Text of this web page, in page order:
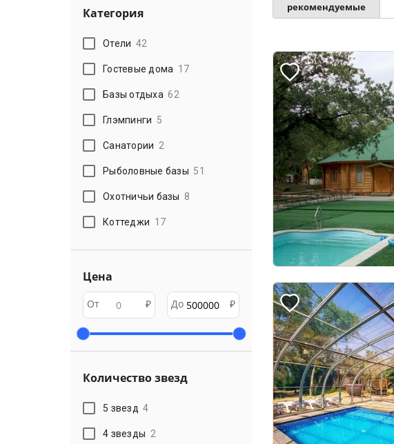
Категория
Отели 42
Гостевые дома 17
Базы отдыха 62
Глэмпинги 5
Санатории 2
Рыболовные базы 51
Охотничьи базы 8
Коттеджи 17
Цена
От ₽ До ₽
Количество звезд
5 звезд 4
4 звезды 2
рекомендуемые